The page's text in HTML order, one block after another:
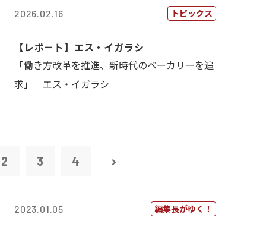
2026.02.16 トピックス
【レポート】エス・イガラシ
「働き方改革を推進、新時代のベーカリーを追
求」 エス・イガラシ
2 3 4
2023.01.05 編集長がゆく！